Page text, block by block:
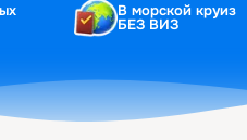
В морской круиз
БЕЗ ВИЗ